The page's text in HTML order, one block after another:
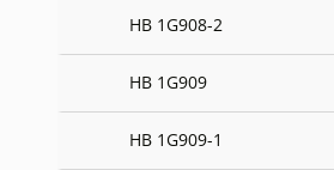
HB 1G908-2
HB 1G909
HB 1G909-1